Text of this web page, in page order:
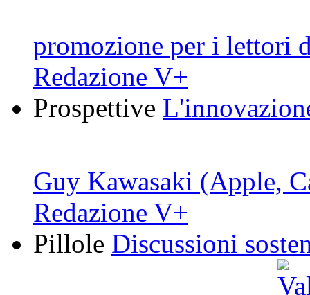
promozione per i lettori
Redazione V+
Prospettive
Guy Kawasaki (Apple,
Redazione V+
Pillole Discussioni